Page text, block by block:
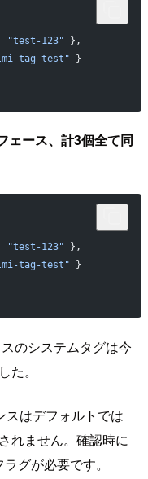
"test-123" },
tag-test" }
ェース、計3個全て同
"test-123" },
tag-test" }
のシステムタグは今
。
スはデフォルトでは
れません。確認時に
ラグが必要です。